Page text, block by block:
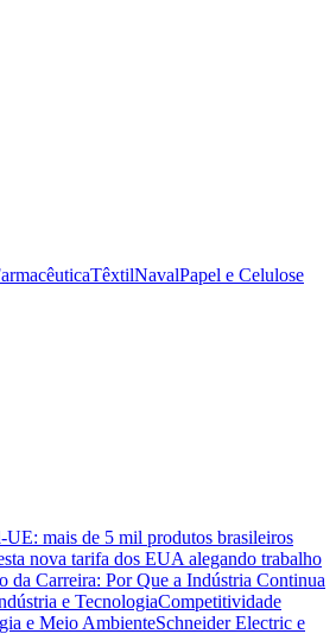
TêxtilNavalPapel e Celulose
mais de 5 mil produtos brasileiros
nova tarifa dos EUA alegando trabalho
da Carreira: Por Que a Indústria Continua
e TecnologiaCompetitividade
e Meio AmbienteSchneider Electric e